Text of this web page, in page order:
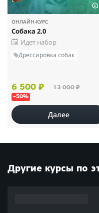
ОНЛАЙН-КУРС
Собака 2.0
Идет набор
Дрессировка собак
6 500 ₽ 13 000 ₽
–50%
Далее
Другие курсы по